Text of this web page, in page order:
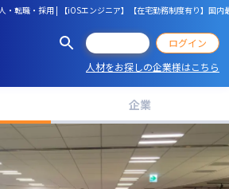
転職・採用 | 【iOSエンジニア】【在宅勤務制度有り】国
ログイン
人材をお探しの企業様はこちら
企業